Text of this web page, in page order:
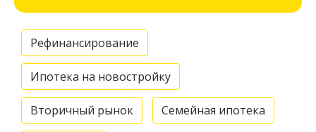
Рефинансирование
Ипотека на новостройку
Вторичный рынок Семейная ипотека